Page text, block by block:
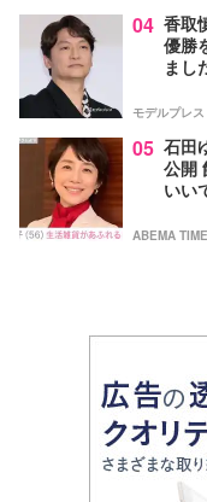
04 香取
優勝
まし
モデルプレス
05 石田
公開
いい
ABEMA